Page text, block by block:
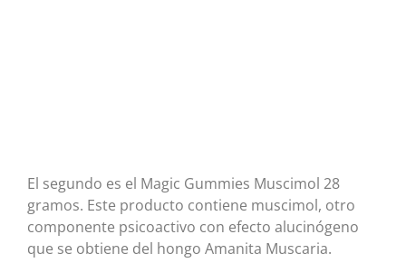
El segundo es el Magic Gummies Muscimol 28
gramos. Este producto contiene muscimol, otro
componente psicoactivo con efecto alucinógeno
que se obtiene del hongo Amanita Muscaria.